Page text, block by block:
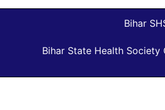
Bihar
Bihar State Health